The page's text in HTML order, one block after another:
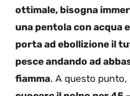
ottimale, bisogna
una pentola con acqua
porta ad ebollizione il
pesce andando ad
fiamma. A questo